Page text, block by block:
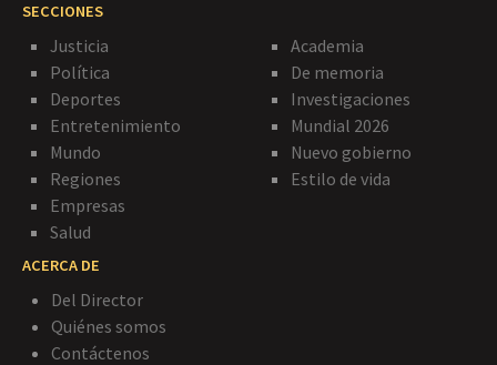
SECCIONES
Justicia
Política
Deportes
Entretenimiento
Mundo
Regiones
Empresas
Salud
Academia
De memoria
Investigaciones
Mundial 2026
Nuevo gobierno
Estilo de vida
ACERCA DE
Del Director
Quiénes somos
Contáctenos